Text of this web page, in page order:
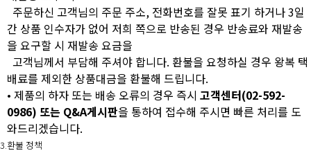
주문하신 고객님의 주문 주소, 전화번호를 잘못 표기 하거나 3일
간 상품 인수자가 없어 저희 쪽으로 반송된 경우 반송료와 재발송
을 요구할 시 재발송 요금을
고객님께서 부담해 주셔야 합니다. 환불을 요청하실 경우 왕복 택
배료를 제외한 상품대금을 환불해 드립니다.
• 제품의 하자 또는 배송 오류의 경우 즉시 고객센터(02-592-
0986) 또는 Q&A게시판을 통하여 접수해 주시면 빠른 처리를 도
와드리겠습니다.
3.환불 정책